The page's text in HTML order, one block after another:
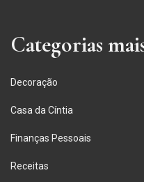
Categorias
Decoração
Casa da Cíntia
Finanças Pessoais
Receitas